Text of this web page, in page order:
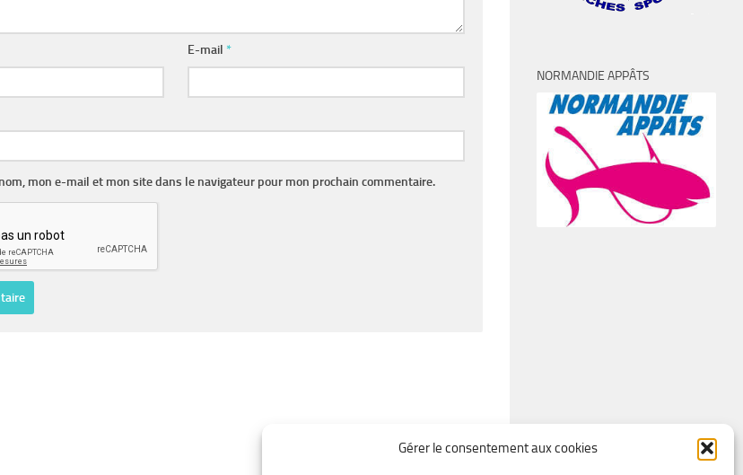
Gérer le consentement aux cookies
E-mail *
mon e-mail et mon site dans le navigateur pour mon prochain commentaire.
NORMANDIE APPÂTS